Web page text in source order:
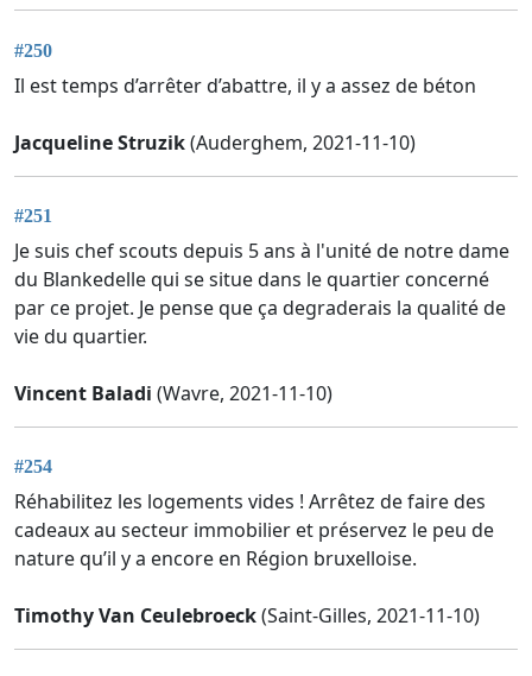
#250
Il est temps d’arrêter d’abattre, il y a assez de béton
Jacqueline Struzik(Auderghem, 2021-11-10)
#251
Je suis chef scouts depuis 5 ans à l'unité de notre dame
du Blankedelle qui se situe dans le quartier concerné
par ce projet. Je pense que ça degraderais la qualité de
vie du quartier.
Vincent Baladi (Wavre, 2021-11-10)
#254
Réhabilitez les logements vides ! Arrêtez de faire des
cadeaux au secteur immobilier et préservez le peu de
nature qu’il y a encore en Région bruxelloise.
Timothy Van Ceulebroeck(Saint-Gilles, 2021-11-10)